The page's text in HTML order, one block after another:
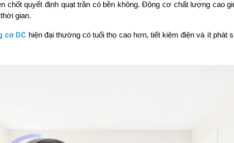
chốt quyết định quạt trần có bền không. Động cơ chất lượng cao
gian.
cơ DC hiện đại thường có tuổi thọ cao hơn, tiết kiệm điện và ít phát